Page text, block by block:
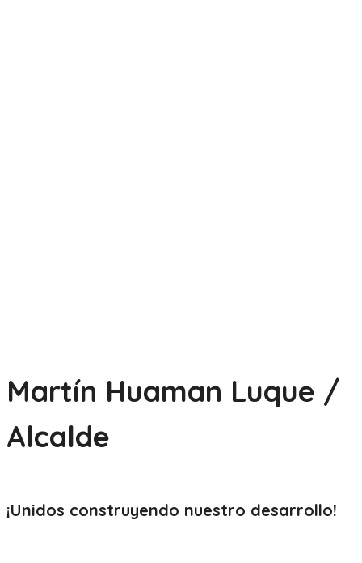
Martín Huaman Luque /
Alcalde
¡Unidos construyendo nuestro desarrollo!